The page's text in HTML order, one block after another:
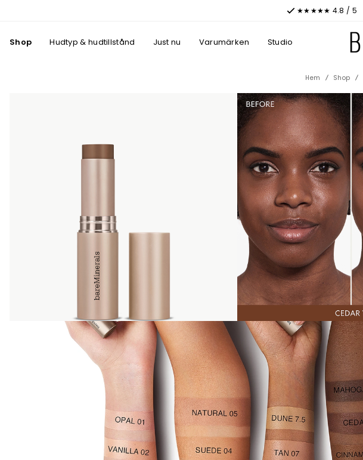
★★★★★ 4.8 / 5
Shop Hudtyp & hudtillstånd Just nu Varumärken Studio
Hem Shop